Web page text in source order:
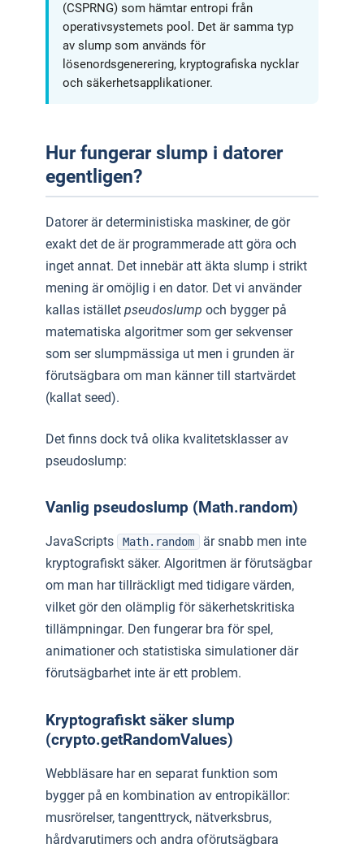
(CSPRNG) som hämtar entropi från
operativsystemets pool. Det är samma typ
av slump som används för
lösenordsgenerering, kryptografiska nycklar
och säkerhetsapplikationer.
Hur fungerar slump i datorer
egentligen?
Datorer är deterministiska maskiner, de gör
exakt det de är programmerade att göra och
inget annat. Det innebär att äkta slump i strikt
mening är omöjlig i en dator. Det vi använder
kallas istället pseudoslump och bygger på
matematiska algoritmer som ger sekvenser
som ser slumpmässiga ut men i grunden är
förutsägbara om man känner till startvärdet
(kallat seed).
Det finns dock två olika kvalitetsklasser av
pseudoslump:
Vanlig pseudoslump (Math.random)
JavaScripts Math.random
är snabb men inte
kryptografiskt säker. Algoritmen är förutsägbar
om man har tillräckligt med tidigare värden,
vilket gör den olämplig för säkerhetskritiska
tillämpningar. Den fungerar bra för spel,
animationer och statistiska simulationer där
förutsägbarhet inte är ett problem.
Kryptografiskt säker slump
(crypto.getRandomValues)
Webbläsare har en separat funktion som
bygger på en kombination av entropikällor:
musrörelser, tangenttryck, nätverksbrus,
hårdvarutimers och andra oförutsägbara